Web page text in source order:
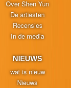
Over Shen Yun
De artiesten
Recensies
In de media
NIEUWS
wat is nieuw
Nieuws